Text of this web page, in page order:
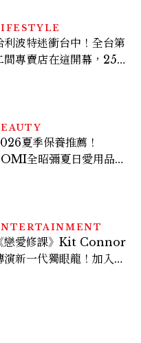
利波特迷衝台中！全台第
間專賣店在這開幕，25週
夏季保養推薦！
全昭彌夏日愛用品公
戀愛修課》Kit Connor
演新一代獨眼龍！加入新